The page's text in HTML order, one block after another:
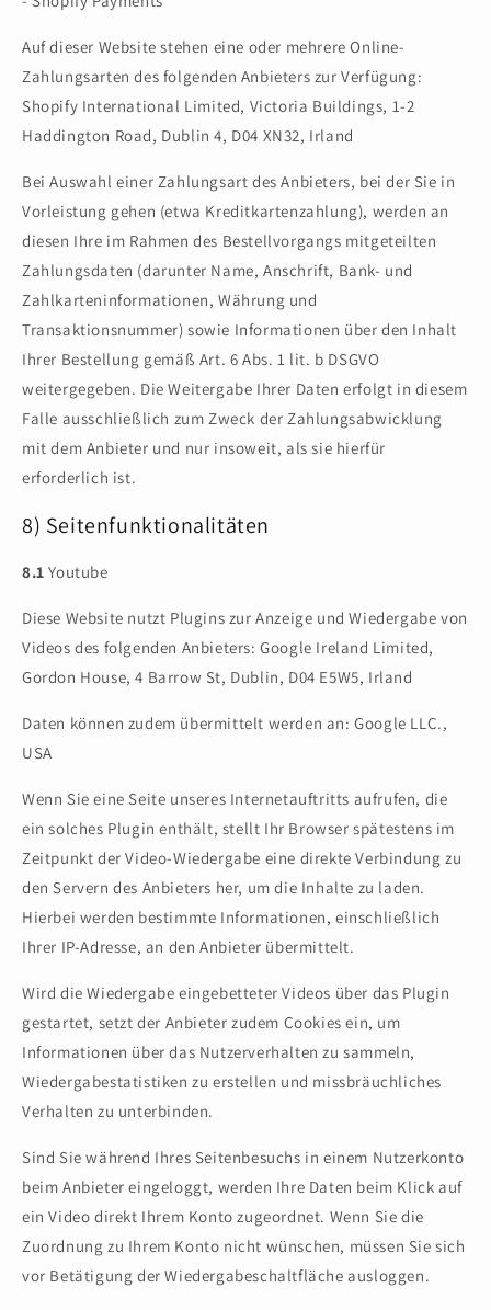
Auf dieser Website stehen eine oder mehrere Online-
Zahlungsarten des folgenden Anbieters zur Verfügung:
Shopify International Limited, Victoria Buildings, 1-2
Haddington Road, Dublin 4, D04 XN32, Irland
Bei Auswahl einer Zahlungsart des Anbieters, bei der Sie in
Vorleistung gehen (etwa Kreditkartenzahlung), werden an
diesen Ihre im Rahmen des Bestellvorgangs mitgeteilten
Zahlungsdaten (darunter Name, Anschrift, Bank- und
Zahlkarteninformationen, Währung und
Transaktionsnummer) sowie Informationen über den Inhalt
Ihrer Bestellung gemäß Art. 6 Abs. 1 lit. b DSGVO
weitergegeben. Die Weitergabe Ihrer Daten erfolgt in diesem
Falle ausschließlich zum Zweck der Zahlungsabwicklung
mit dem Anbieter und nur insoweit, als sie hierfür
erforderlich ist.
8) Seitenfunktionalitäten
8.1 Youtube
Diese Website nutzt Plugins zur Anzeige und Wiedergabe von
Videos des folgenden Anbieters: Google Ireland Limited,
Gordon House, 4 Barrow St, Dublin, D04 E5W5, Irland
Daten können zudem übermittelt werden an: Google LLC.,
USA
Wenn Sie eine Seite unseres Internetauftritts aufrufen, die
ein solches Plugin enthält, stellt Ihr Browser spätestens im
Zeitpunkt der Video-Wiedergabe eine direkte Verbindung zu
den Servern des Anbieters her, um die Inhalte zu laden.
Hierbei werden bestimmte Informationen, einschließlich
Ihrer IP-Adresse, an den Anbieter übermittelt.
Wird die Wiedergabe eingebetteter Videos über das Plugin
gestartet, setzt der Anbieter zudem Cookies ein, um
Informationen über das Nutzerverhalten zu sammeln,
Wiedergabestatistiken zu erstellen und missbräuchliches
Verhalten zu unterbinden.
Sind Sie während Ihres Seitenbesuchs in einem Nutzerkonto
beim Anbieter eingeloggt, werden Ihre Daten beim Klick auf
ein Video direkt Ihrem Konto zugeordnet. Wenn Sie die
Zuordnung zu Ihrem Konto nicht wünschen, müssen Sie sich
vor Betätigung der Wiedergabeschaltfläche ausloggen.